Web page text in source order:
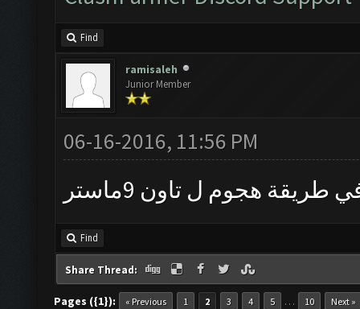
Find
ramisaleh
Junior Member
06-16-2016, 11:56 PM
هجوم ل تاون 9ماستر
Find
Share Thread:
Pages ({1}): « Previous 1 2 3 4 5 … 10 Next »